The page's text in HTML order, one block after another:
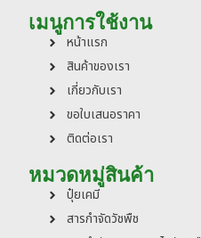
เมนูการใช้งาน
หน้าแรก
สินค้าของเรา
เกี่ยวกับเรา
ขอใบเสนอราคา
ติดต่อเรา
หมวดหมู่สินค้า
ปุ๋ยเคมี
สารกำจัดวัชพืช